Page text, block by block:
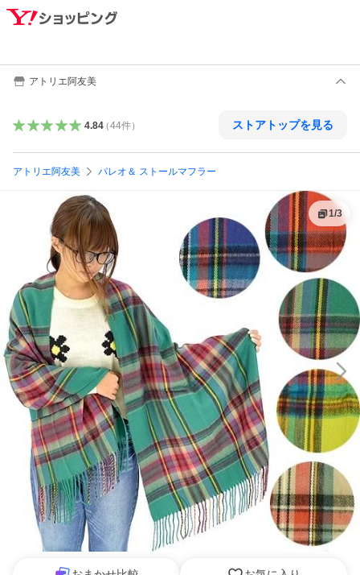
アトリエ阿友美
4.84（44件） ストアトップを見る
アトリエ阿友美 パレオ＆ ストールマフラー
1/3